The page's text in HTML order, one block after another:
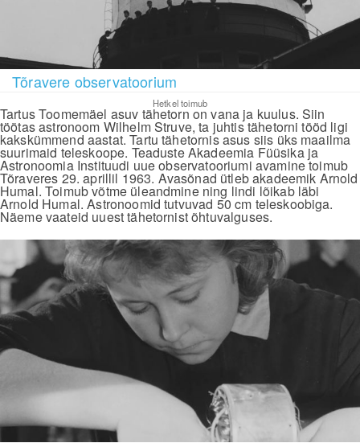
Tõravere observatoorium
Hetkel toimub
Tartus Toomemäel asuv tähetorn on vana ja kuulus. Siin
töötas astronoom Wilhelm Struve, ta juhtis tähetorni tööd ligi
kakskümmend aastat. Tartu tähetornis asus siis üks maailma
suurimaid teleskoope. Teaduste Akadeemia Füüsika ja
Astronoomia Instituudi uue observatooriumi avamine toimub
Tõraveres 29. aprillil 1963. Avasõnad ütleb akadeemik Arnold
Humal. Toimub võtme üleandmine ning lindi lõikab läbi
Arnold Humal. Astronoomid tutvuvad 50 cm teleskoobiga.
Näeme vaateid uuest tähetornist õhtuvalguses.